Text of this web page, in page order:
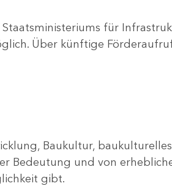
für
Über künftige
Baukultur,
Bedeutung und von
gibt.